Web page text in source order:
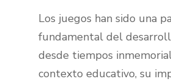
Los juegos han sido una
fundamental del
desde tiempos
contexto educativo, su